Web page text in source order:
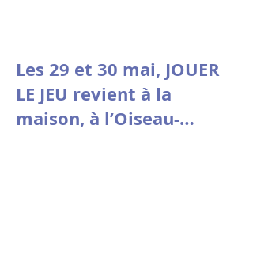
Les 29 et 30 mai, JOUER
LE JEU revient à la
maison, à l’Oiseau-